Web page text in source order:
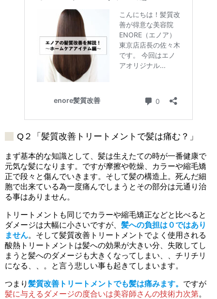
Q２「髪質改善トリートメントで髪は痛む？」
まず基本的な知識として、髪は生えたての時が一番健康で
元気な髪になります。ですが摩擦や乾燥、カラーや縮毛矯
正で段々と傷んでいきます。そして髪の構造上。死んだ細
胞で出来ている為一度痛んでしまうとその部分は元通り治
る事はありません。
トリートメントも同じでカラーや縮毛矯正などと比べると
ダメージは大幅に小さいですが、 髪への負担は０ではあり
ません。そして髪質改善トリートメントでよく使用される
酸熱トリートメントは髪への効果が大きい分、失敗してし
まうと髪へのダメージも大きくなってしまい、、チリチリ
になる、、。と言う悲しい事も起きてしまいます。
つまり 髪質改善トリートメントでも髪は痛みます。 ですが
髪に与えるダメージの度合いは美容師さんの技術力次第。